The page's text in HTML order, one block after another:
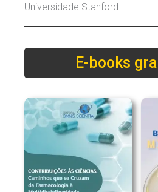
Universidade Stanford
E-books